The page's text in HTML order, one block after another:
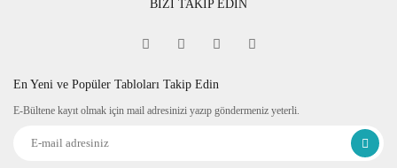
Sipariş verdiğiniz kanvas tablo baskıya girmeden önce
itibaren resmin devamı verilir.
ettiğinden daha dekoratif durur. Askı aparatı monte edilmiş bir
BİZİ TAKİP EDİN
En Yeni ve Popüler Tabloları Takip Edin
E-Bültene kayıt olmak için mail adresinizi yazıp göndermeniz yeterli.